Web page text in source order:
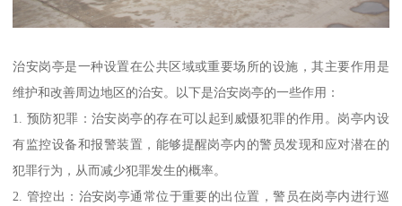
治安岗亭是一种设置在公共区域或重要场所的设施，其主要作用是
维护和改善周边地区的治安。以下是治安岗亭的一些作用：
1. 预防犯罪：治安岗亭的存在可以起到威慑犯罪的作用。岗亭内设
有监控设备和报警装置，能够提醒岗亭内的警员发现和应对潜在的
犯罪行为，从而减少犯罪发生的概率。
2. 管控出：治安岗亭通常位于重要的出位置，警员在岗亭内进行巡